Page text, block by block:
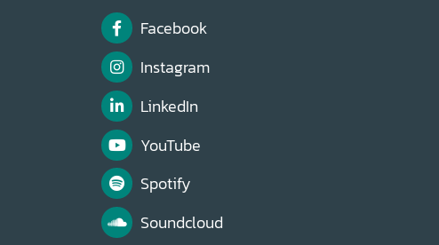
Facebook
Instagram
LinkedIn
YouTube
Spotify
Soundcloud